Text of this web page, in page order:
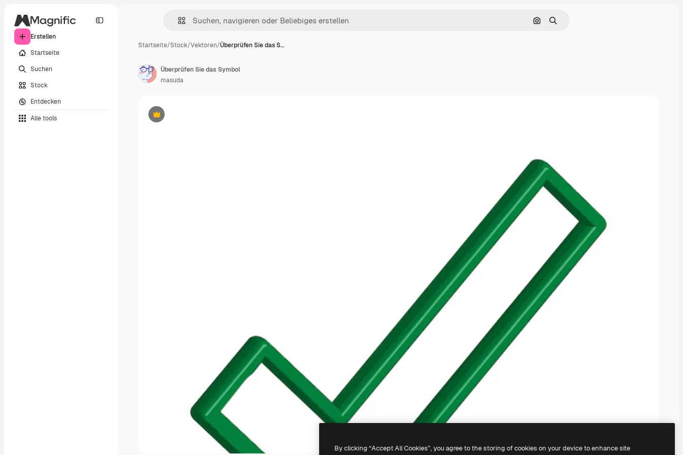
Erstellen
Startseite
Suchen
Stock
Entdecken
Alle tools
Nach Bild suchen
Suchen
Startseite/Stock/Vektoren/Überprüfen Sie das S…
Premium
Überprüfen Sie das Symbol
masuda
By clicking “Accept All Cookies”, you agree to the storing of cookies on your device to enhance site